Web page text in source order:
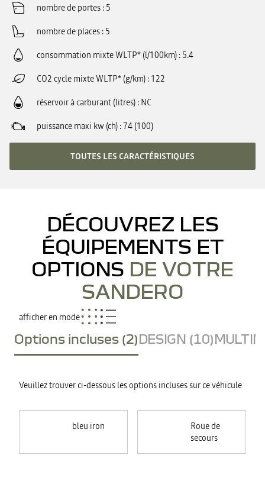
nombre de portes 5
nombre de places 5
consommation mixte WLTP* (l/100km) 5.4
CO2 cycle mixte WLTP* (g/km) 122
réservoir à carburant (litres) NC
puissance maxi kw (ch) 74 (100)
TOUTES LES CARACTÉRISTIQUES
DÉCOUVREZ LES
ÉQUIPEMENTS ET
OPTIONS DE VOTRE
SANDERO
afficher en mode
Options incluses (2)DESIGN (10)
Veuillez trouver ci-dessous les options incluses sur ce véhicule
bleu iron
Roue de
secours